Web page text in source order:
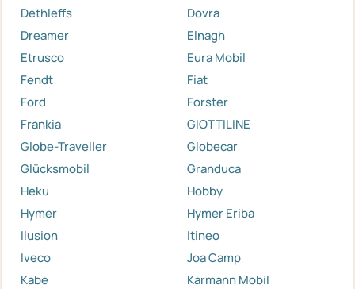
Dethleffs
Dovra
Dreamer
Elnagh
Etrusco
Eura Mobil
Fendt
Fiat
Ford
Forster
Frankia
GIOTTILINE
Globe-Traveller
Globecar
Glücksmobil
Granduca
Heku
Hobby
Hymer
Hymer Eriba
Ilusion
Itineo
Iveco
Joa Camp
Kabe
Karmann Mobil